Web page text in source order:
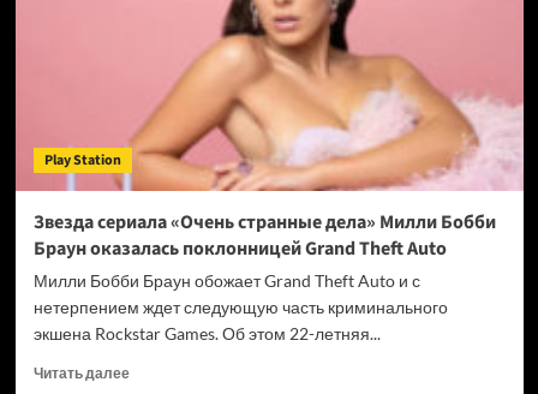
подготовки.
Рецензия
Play Station
Звезда сериала «Очень странные дела» Милли Бобби
Браун оказалась поклонницей Grand Theft Auto
Милли Бобби Браун обожает Grand Theft Auto и с
нетерпением ждет следующую часть криминального
экшена Rockstar Games. Об этом 22-летняя...
Читать далееПрочитать